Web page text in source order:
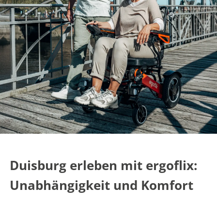
Duisburg erleben mit ergoflix:
Unabhängigkeit und Komfort